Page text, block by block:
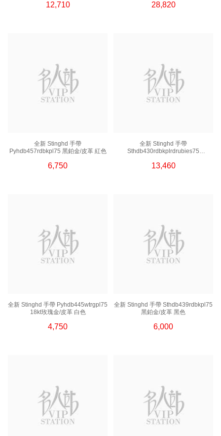
12,710 28,820
全新 Stinghd 手帶
Pyhdb457rdbkpl75 黑鉑金/皮革 紅色
6,750
全新 Stinghd 手帶
Sthdb430rdbkplrdrubies75
13,460
全新 Stinghd 手帶 Pyhdb445wtrgpl75
18kt玫瑰金/皮革 白色
4,750
全新 Stinghd 手帶 Sthdb439rdbkpl75
黑鉑金/皮革 黑色
6,000